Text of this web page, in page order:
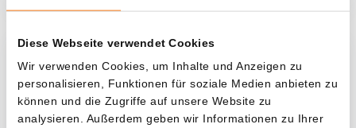
Diese Webseite verwendet Cookies
Wir verwenden Cookies, um Inhalte und Anzeigen zu
personalisieren, Funktionen für soziale Medien anbieten zu
können und die Zugriffe auf unsere Website zu
analysieren. Außerdem geben wir Informationen zu Ihrer
Was, wenn ich...?
Zie hoeveel waarde je vandaag zou hebben als
je dollar-cost averaging had toegepast op